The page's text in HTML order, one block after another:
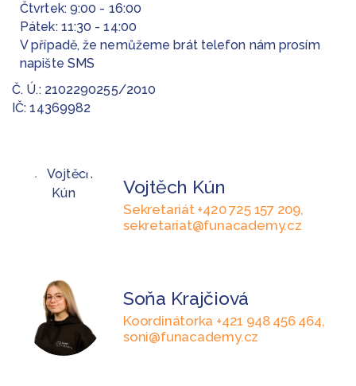
Čtvrtek: 9:00 - 16:00
Pátek: 11:30 - 14:00
V případě, že nemůžeme brát telefon nám prosím
napište SMS
Č. Ú.: 2102290255/2010
IČ: 14369982
Vojtěch Kún
Sekretariát +420 725 157 209,
sekretariat@funacademy.cz
Soňa Krajčiová
Koordinátorka +421 948 456 464,
soni@funacademy.cz